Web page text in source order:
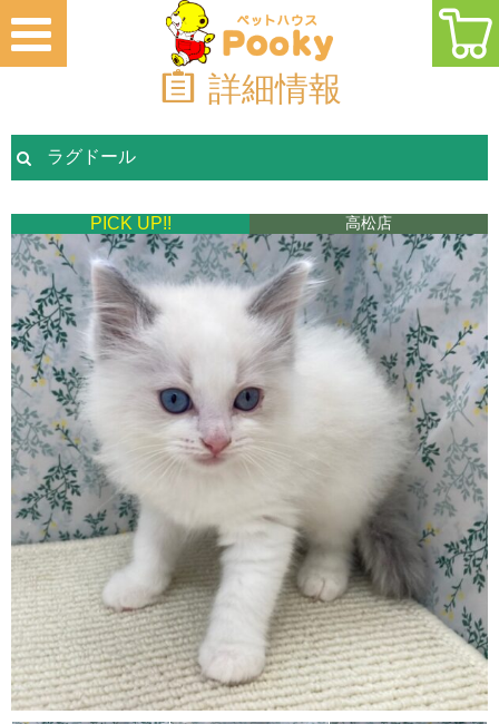
詳細情報
ラグドール
PICK UP!! 高松店